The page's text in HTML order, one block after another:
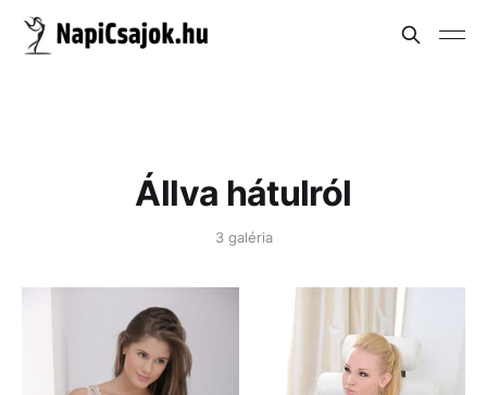
Állva hátulról
3 galéria